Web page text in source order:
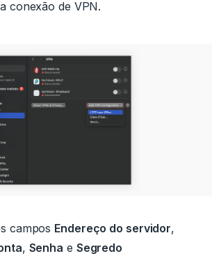
conexão de VPN.
campos Endereço do servidor,
, Senha e Segredo